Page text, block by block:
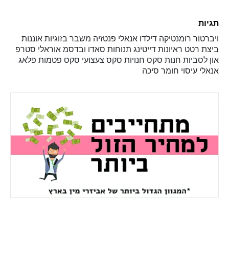
תגיות
ויברטור רומנטיקה דילדו אנאלי פנטזיה משבר בזוגיות אוננות
ביצת רטט ראיונות דייטינג תנוחות סאדו ובדסמ אוראלי סטרפ
און לסביות חנות סקס חנויות סקס צעצועי סקס פטמות פלאג
אנאלי עיסוי חומר סיכה